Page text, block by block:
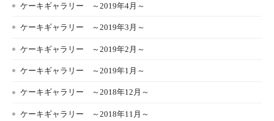
ケーキギャラリー ～2019年4月～
ケーキギャラリー ～2019年3月～
ケーキギャラリー ～2019年2月～
ケーキギャラリー ～2019年1月～
ケーキギャラリー ～2018年12月～
ケーキギャラリー ～2018年11月～